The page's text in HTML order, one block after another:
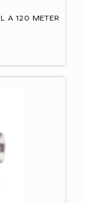
A 120 METER